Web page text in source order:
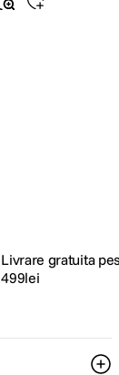
Livrare gratuita
499lei